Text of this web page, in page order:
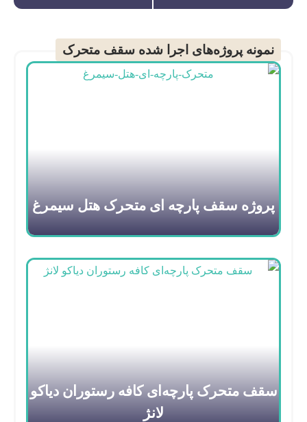
نمونه پروژه‌های اجرا شده سقف متحرک
پروژه سقف پارچه ای متحرک هتل سیمرغ
سقف متحرک پارچه‌ای کافه رستوران دیاکو
لانژ